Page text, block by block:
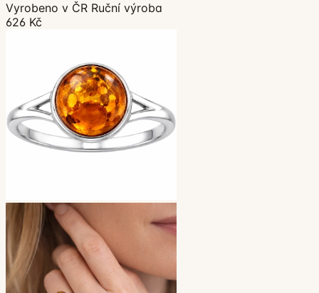
Vyrobeno v ČR Ruční výroba
626 Kč